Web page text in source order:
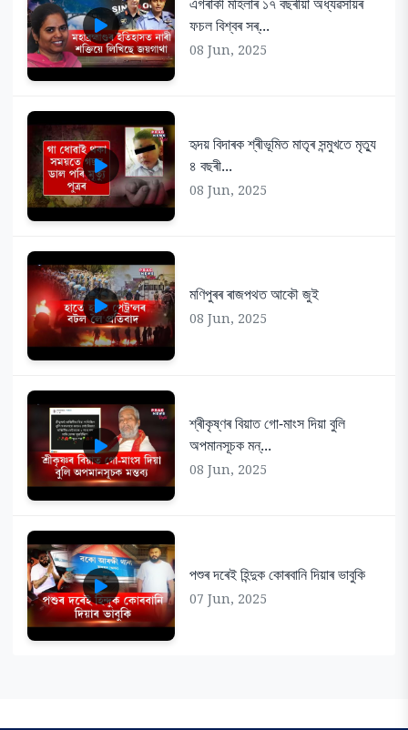
ফচল বিশ্বৰ সৰ্...
08 Jun, 2025
হৃদয় বিদাৰক শ্ৰীভূমিত মাতৃৰ সন্মুখতে মৃত্যু
৪ বছৰী...
08 Jun, 2025
মণিপুৰৰ ৰাজপথত আকৌ জুই
08 Jun, 2025
শ্ৰীকৃষ্ণৰ বিয়াত গো-মাংস দিয়া বুলি
অপমানসূচক মন্...
08 Jun, 2025
পশুৰ দৰেই হিন্দুক কোৰবানি দিয়াৰ ভাবুকি
07 Jun, 2025